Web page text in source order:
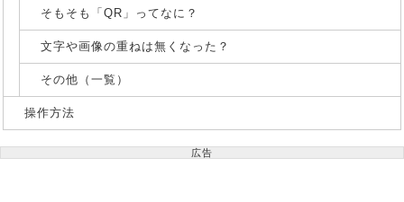
そもそも「QR」ってなに？
文字や画像の重ねは無くなった？
その他（一覧）
操作方法
広告